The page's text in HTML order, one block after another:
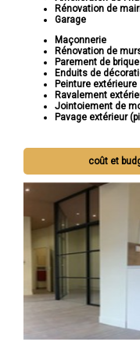
Rénovation de
Garage
Maçonnerie
Rénovation de
Parement de
Enduits de
Peinture extérieure
Ravalement
Jointoiement de
Pavage extérieur
coût et